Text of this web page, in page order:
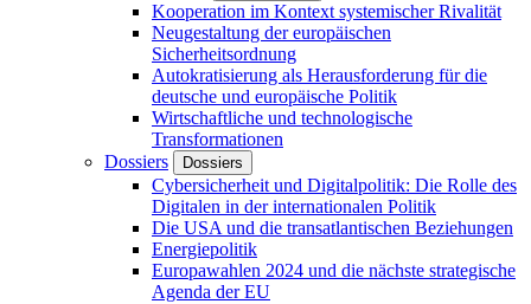
Kooperation im Kontext systemischer Rivalität
Neugestaltung der europäischen
Sicherheitsordnung
Autokratisierung als Herausforderung für die
deutsche und europäische Politik
Wirtschaftliche und technologische
Transformationen
Dossiers
Dossiers
Cybersicherheit und Digitalpolitik: Die Rolle des
Digitalen in der internationalen Politik
Die USA und die transatlantischen Beziehungen
Energiepolitik
Europawahlen 2024 und die nächste strategische
Agenda der EU